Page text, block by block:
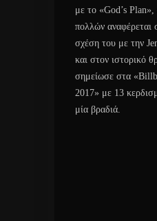
με το «God’s
πολλών αναφέρεται
σχέση του με την
και στον ιστορικό
σημείωσε στα
2017» με 13
μία βραδιά.